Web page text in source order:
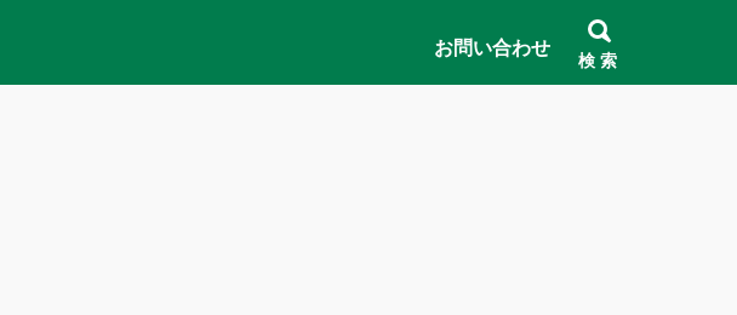
お問い合わせ
検 索